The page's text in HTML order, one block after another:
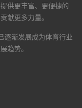
供更丰富、更便捷的
献更多力量。
逐渐发展成为体育行业
趋势。